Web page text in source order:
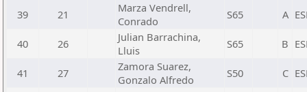
39 21
Marza Vendrell,
Conrado
S65 A
40 26
Julian Barrachina,
Lluis
S65 B
41 27
Zamora Suarez,
Gonzalo Alfredo
S50 C